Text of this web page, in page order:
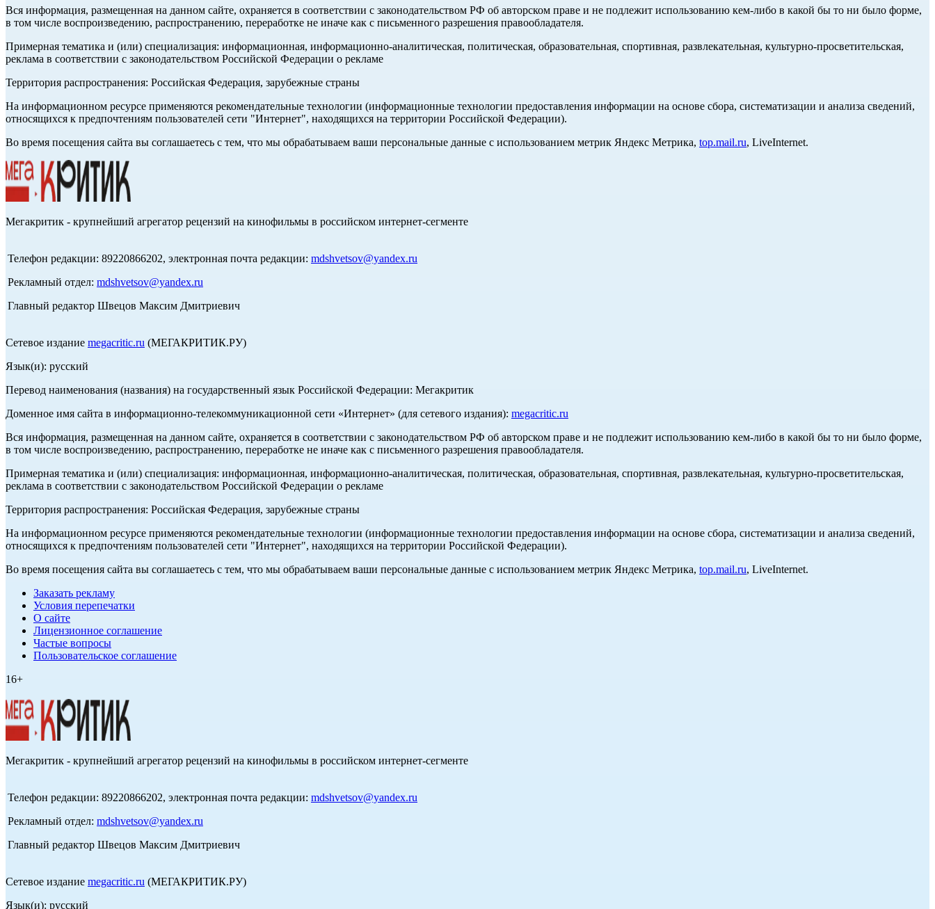
Вся информация, размещенная на данном сайте, охраняется в соответствии с законодательством РФ об авторском праве и не подлежит использованию кем-либо в какой бы то ни было форме,
в том числе воспроизведению, распространению, переработке не иначе как с письменного разрешения правообладателя.
Примерная тематика и (или) специализация: информационная, информационно-аналитическая, политическая, образовательная, спортивная, развлекательная, культурно-просветительская,
реклама в соответствии с законодательством Российской Федерации о рекламе
Территория распространения: Российская Федерация, зарубежные страны
На информационном ресурсе применяются рекомендательные технологии (информационные технологии предоставления информации на основе сбора, систематизации и анализа сведений,
относящихся к предпочтениям пользователей сети "Интернет", находящихся на территории Российской Федерации).
Во время посещения сайта вы соглашаетесь с тем, что мы обрабатываем ваши персональные данные с использованием метрик Яндекс Метрика, top.mail.ru, LiveInternet.
Мегакритик - крупнейший агрегатор рецензий на кинофильмы в российском интернет-сегменте
Телефон редакции: 89220866202, электронная почта редакции: mdshvetsov@yandex.ru
Рекламный отдел: mdshvetsov@yandex.ru
Главный редактор Швецов Максим Дмитриевич
Сетевое издание megacritic.ru (МЕГАКРИТИК.РУ)
Язык(и): русский
Перевод наименования (названия) на государственный язык Российской Федерации: Мегакритик
Доменное имя сайта в информационно-телекоммуникационной сети «Интернет» (для сетевого издания): megacritic.ru
Вся информация, размещенная на данном сайте, охраняется в соответствии с законодательством РФ об авторском праве и не подлежит использованию кем-либо в какой бы то ни было форме,
в том числе воспроизведению, распространению, переработке не иначе как с письменного разрешения правообладателя.
Примерная тематика и (или) специализация: информационная, информационно-аналитическая, политическая, образовательная, спортивная, развлекательная, культурно-просветительская,
реклама в соответствии с законодательством Российской Федерации о рекламе
Территория распространения: Российская Федерация, зарубежные страны
На информационном ресурсе применяются рекомендательные технологии (информационные технологии предоставления информации на основе сбора, систематизации и анализа сведений,
относящихся к предпочтениям пользователей сети "Интернет", находящихся на территории Российской Федерации).
Во время посещения сайта вы соглашаетесь с тем, что мы обрабатываем ваши персональные данные с использованием метрик Яндекс Метрика, top.mail.ru, LiveInternet.
Заказать рекламу
Условия перепечатки
О сайте
Лицензионное соглашение
Частые вопросы
Пользовательское соглашение
16+
Мегакритик - крупнейший агрегатор рецензий на кинофильмы в российском интернет-сегменте
Телефон редакции: 89220866202, электронная почта редакции: mdshvetsov@yandex.ru
Рекламный отдел: mdshvetsov@yandex.ru
Главный редактор Швецов Максим Дмитриевич
Сетевое издание megacritic.ru (МЕГАКРИТИК.РУ)
Язык(и): русский